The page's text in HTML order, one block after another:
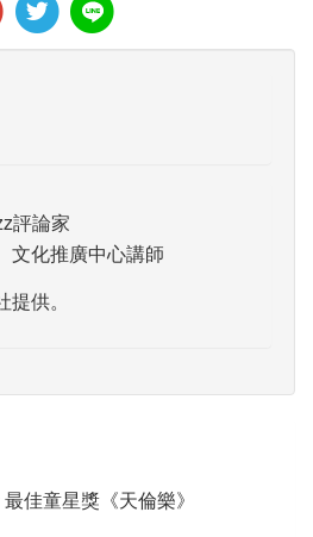
評論家
文化推廣中心講師
供。
佳童星獎《天倫樂》